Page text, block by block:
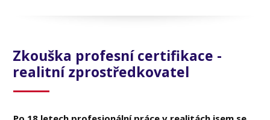
Zkouška profesní certifikace -
realitní zprostředkovatel